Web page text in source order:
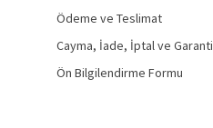
Ödeme ve Teslimat
Cayma, İade, İptal ve Garanti
Ön Bilgilendirme Formu